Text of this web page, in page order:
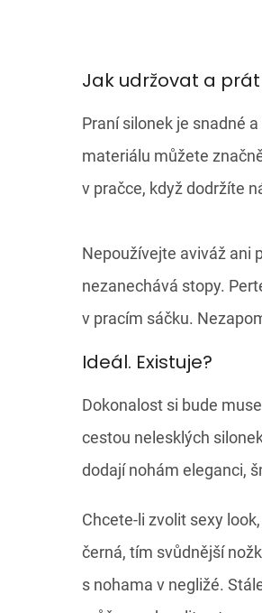
Jak udržovat a
Praní silonek je snadné
materiálu můžete
v pračce, když dodržíte
Nepoužívejte aviváž ani
nezanechává stopy.
v pracím sáčku.
Ideál. Existuje?
Dokonalost si bude
cestou nelesklých
dodají nohám eleganci,
Chcete-li zvolit sexy
černá, tím svůdnější
s nohama v negližé.